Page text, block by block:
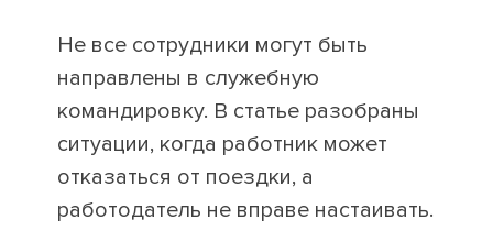
Не все сотрудники могут быть
направлены в служебную
командировку. В статье разобраны
ситуации, когда работник может
отказаться от поездки, а
работодатель не вправе настаивать.